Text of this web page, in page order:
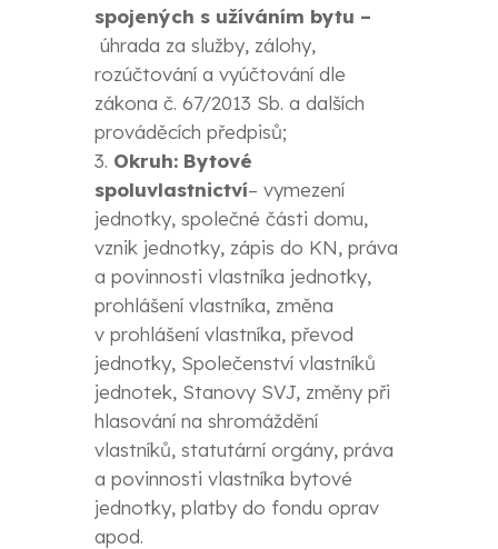
spojených s užíváním bytu –
úhrada za služby, zálohy,
rozúčtování a vyúčtování dle
zákona č. 67/2013 Sb. a dalších
prováděcích předpisů;
Okruh: Bytové
spoluvlastnictví– vymezení
jednotky, společné části domu,
vznik jednotky, zápis do KN, práva
a povinnosti vlastníka jednotky,
prohlášení vlastníka, změna
v prohlášení vlastníka, převod
jednotky, Společenství vlastníků
jednotek, Stanovy SVJ, změny při
hlasování na shromáždění
vlastníků, statutární orgány, práva
a povinnosti vlastníka bytové
jednotky, platby do fondu oprav
apod.